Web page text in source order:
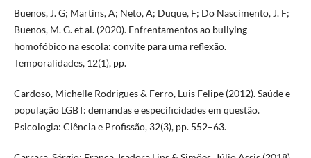
Buenos, J. G; Martins, A; Neto, A; Duque, F; Do Nascimento, J. F;
Buenos, M. G. et al. (2020). Enfrentamentos ao bullying
homofóbico na escola: convite para uma reflexão.
Temporalidades, 12(1), pp.
Cardoso, Michelle Rodrigues & Ferro, Luis Felipe (2012). Saúde e
população LGBT: demandas e especificidades em questão.
Psicologia: Ciência e Profissão, 32(3), pp. 552–63.